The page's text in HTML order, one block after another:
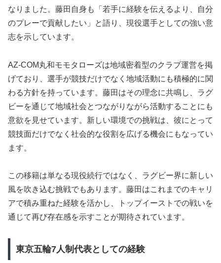
なりました。藤田自身も「若手に経験を伝えるより、自分
のプレーで貢献したい」と語り、現役選手としての強い意
志を示しています。
AZ-COM丸和モモタローズは地域密着型のクラブ運営を掲
げており、選手が競技だけでなく地域活動にも積極的に関
わる方針を持っています。藤田はその理念に共鳴し、ラグ
ビーを通じて地域社会とつながりながら活動することにも
意欲を見せています。新しい環境での挑戦は、彼にとって
競技面だけでなく社会的な役割を広げる機会にもなってい
ます。
この移籍は単なる現役続行ではなく、ラグビー界に新しい
風を吹き込む挑戦でもあります。藤田はこれまでのキャリ
アで積み重ねた経験を活かし、トップイーストでの戦いを
通じて再び存在感を示すことが期待されています。
東京五輪7人制代表としての経験